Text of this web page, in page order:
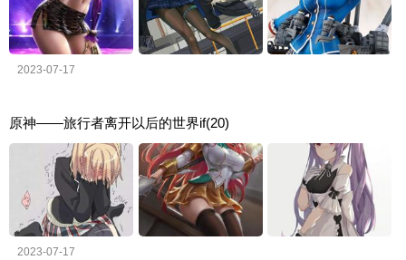
2023-07-17
原神——旅行者离开以后的世界if(20)
2023-07-17